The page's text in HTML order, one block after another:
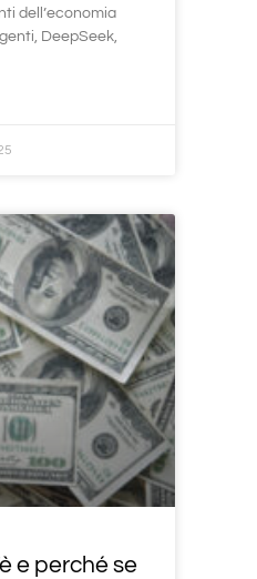
dell’economia
DeepSeek,
e perché se